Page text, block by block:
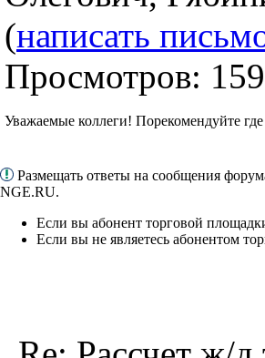
(написать
Просмотров:
Уважаемые коллеги! Порекомендуйте
Размещать ответы на сообщения
NGE.RU.
Если вы абонент торговой
Если вы не являетесь абонентом